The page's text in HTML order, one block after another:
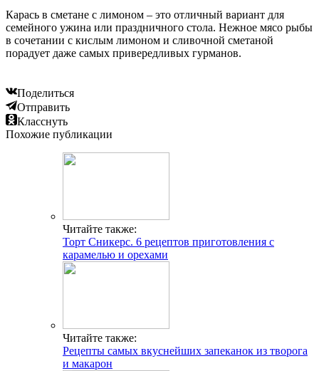
Карась в сметане с лимоном – это отличный вариант для
семейного ужина или праздничного стола. Нежное мясо рыбы
в сочетании с кислым лимоном и сливочной сметаной
порадует даже самых привередливых гурманов.
Поделиться
Отправить
Класснуть
Похожие публикации
Читайте также:
Торт Сникерс. 6 рецептов приготовления с
карамелью и орехами
Читайте также:
Рецепты самых вкуснейших запеканок из творога
и макарон